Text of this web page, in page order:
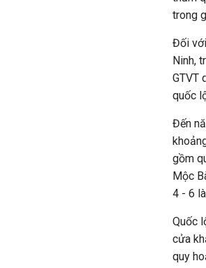
trong
Đối
Ninh,
GTVT
quốc
Đến
gồm
Mộc
4 - 6
Quốc
cửa
quy